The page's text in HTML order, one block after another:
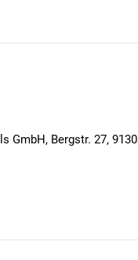
GmbH, Bergstr. 27,